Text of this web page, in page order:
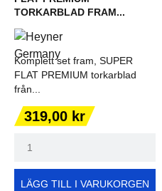
TORKARBLAD FRAM...
Komplett set fram, SUPER
FLAT PREMIUM torkarblad
från...
Pris
319,00 kr
LÄGG TILL I VARUKORGEN